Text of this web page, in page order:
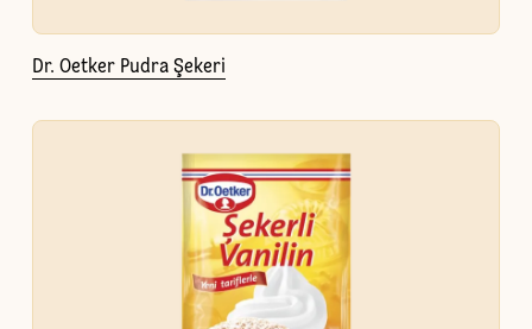
Dr. Oetker Pudra Şekeri